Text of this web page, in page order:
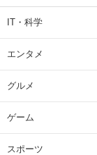
IT・科学
エンタメ
グルメ
ゲーム
スポーツ